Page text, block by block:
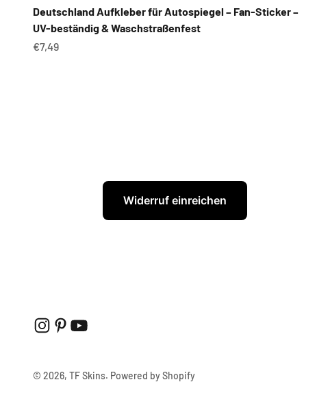
Deutschland Aufkleber für Autospiegel – Fan-Sticker –
UV-beständig & Waschstraßenfest
Angebot
€7,49
Widerruf einreichen
© 2026, TF Skins. Powered by Shopify